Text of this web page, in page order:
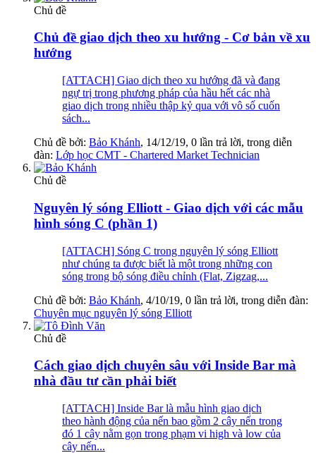
Chủ đề
Chủ đề giao dịch theo xu hướng - Cơ bản về xu
hướng
[ATTACH] Giao dịch theo xu hướng đã và đang
ngự trị trong phương pháp của hầu hết các nhà
giao dịch trong nhiều thập kỷ qua với vô số cuốn
sách...
Chủ đề bởi: Bảo Khánh, 14/12/19, 0 lần trả lời, trong diễn
đàn: Lớp học CMT - Chartered Market Technician
Chủ đề
Nguyên lý sóng Elliott - Giao dịch với các mẫu
hình sóng C (phần 1)
[ATTACH] Sóng C trong nguyên lý sóng Elliott
như chúng ta được biết là một trong những con
sóng trong bộ sóng điều chỉnh (Flat, Zigzag,...
Chủ đề bởi: Bảo Khánh, 4/10/19, 0 lần trả lời, trong diễn đàn:
Chuyên mục nguyên lý sóng Elliott
Chủ đề
Cách giao dịch chuyên sâu với Inside Bar mà
nhà đầu tư cần phải biết
[ATTACH] Inside Bar là mẫu hình giao dịch
theo hành động của nến bao gồm 2 cây nến trong
đó 1 cây nằm gọn trong phạm vi high và low của
cây nến...